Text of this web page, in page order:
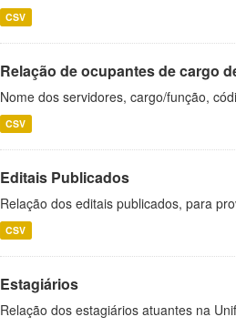
CSV
Relação de ocupantes de cargo
Nome dos servidores, cargo/função,
CSV
Editais Publicados
Relação dos editais publicados, para
CSV
Estagiários
Relação dos estagiários atuantes na